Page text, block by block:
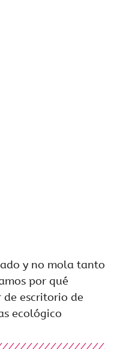
y no mola tanto
por qué
de escritorio de
ecológico